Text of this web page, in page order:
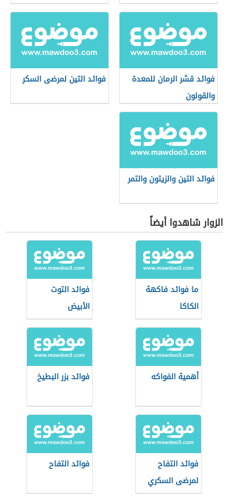
فوائد قشر الرمان للمعدة
والقولون
فوائد التين لمرضى السكر
فوائد التين والزيتون والتمر
الزوار شاهدوا أيضاً
ما فوائد فاكهة
الكاكا
فوائد التوت
الأبيض
أهمية الفواكه فوائد بزر البطيخ
فوائد التفاح
لمرضى السكري
فوائد التفاح